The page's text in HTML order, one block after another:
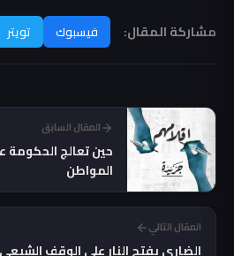
مشاركة المقال: فيسبوك تويتر
المقال السابق
‏حين تعالج
المواطن
المقال التالي
الضاري يفتح النار على الوقف الشيعي